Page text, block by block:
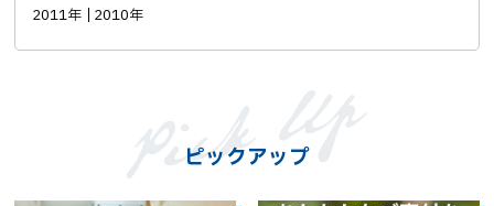
2011年
2010年
ピックアップ